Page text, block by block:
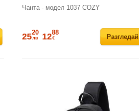
Чанта - модел 1037 COZY
Разгледай
2520
лв 1288
€